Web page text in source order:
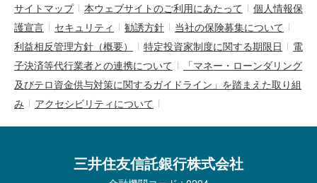
サイトマップ 本ウェブサイトのご利用にあたって
個人情報保
護宣言
セキュリティ 勧誘方針
当社の保険募集について
利益相反管理方針（概要）
特定投資家制度に関する期限日
電
子決済等代行業者との連携について
「マネー・ローンダリング
及びテロ資金供与対策に関するガイドライン」を踏まえた取り組
み
アクセシビリティについて
三井住友信託銀行株式会社